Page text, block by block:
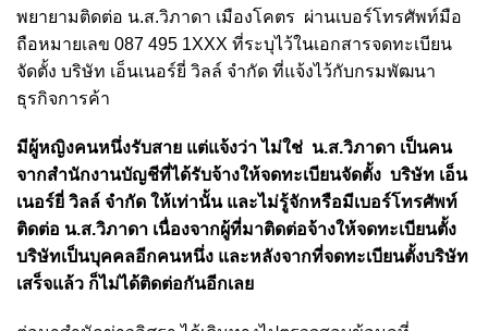
พยายามติดต่อ น.ส.วิภาดา เมืองโคตร ผ่านเบอร์โทรศัพท์มือ
ถือหมายเลข 087 495 1XXX ที่ระบุไว้ในเอกสารจดทะเบียน
จัดตั้ง บริษัท เอ็นเนอร์ยี่ วิลล์ จำกัด ที่แจ้งไว้กับกรมพัฒนา
ธุรกิจการค้า
มีผู้หญิงคนหนึ่งรับสาย แต่แจ้งว่า ไม่ใช่ น.ส.วิภาดา เป็นคน
จากสำนักงานบัญชีที่ได้รับจ้างให้จดทะเบียนจัดตั้ง บริษัท เอ็น
เนอร์ยี่ วิลล์ จำกัด ให้เท่านั้น และไม่รู้จักหรือมีเบอร์โทรศัพท์
ติดต่อ น.ส.วิภาดา เนื่องจากผู้ที่มาติดต่อจ้างให้จดทะเบียนตั้ง
บริษัทเป็นบุคคลอีกคนหนึ่ง และหลังจากที่จดทะเบียนตั้งบริษัท
เสร็จแล้ว ก็ไม่ได้ติดต่อกันอีกเลย